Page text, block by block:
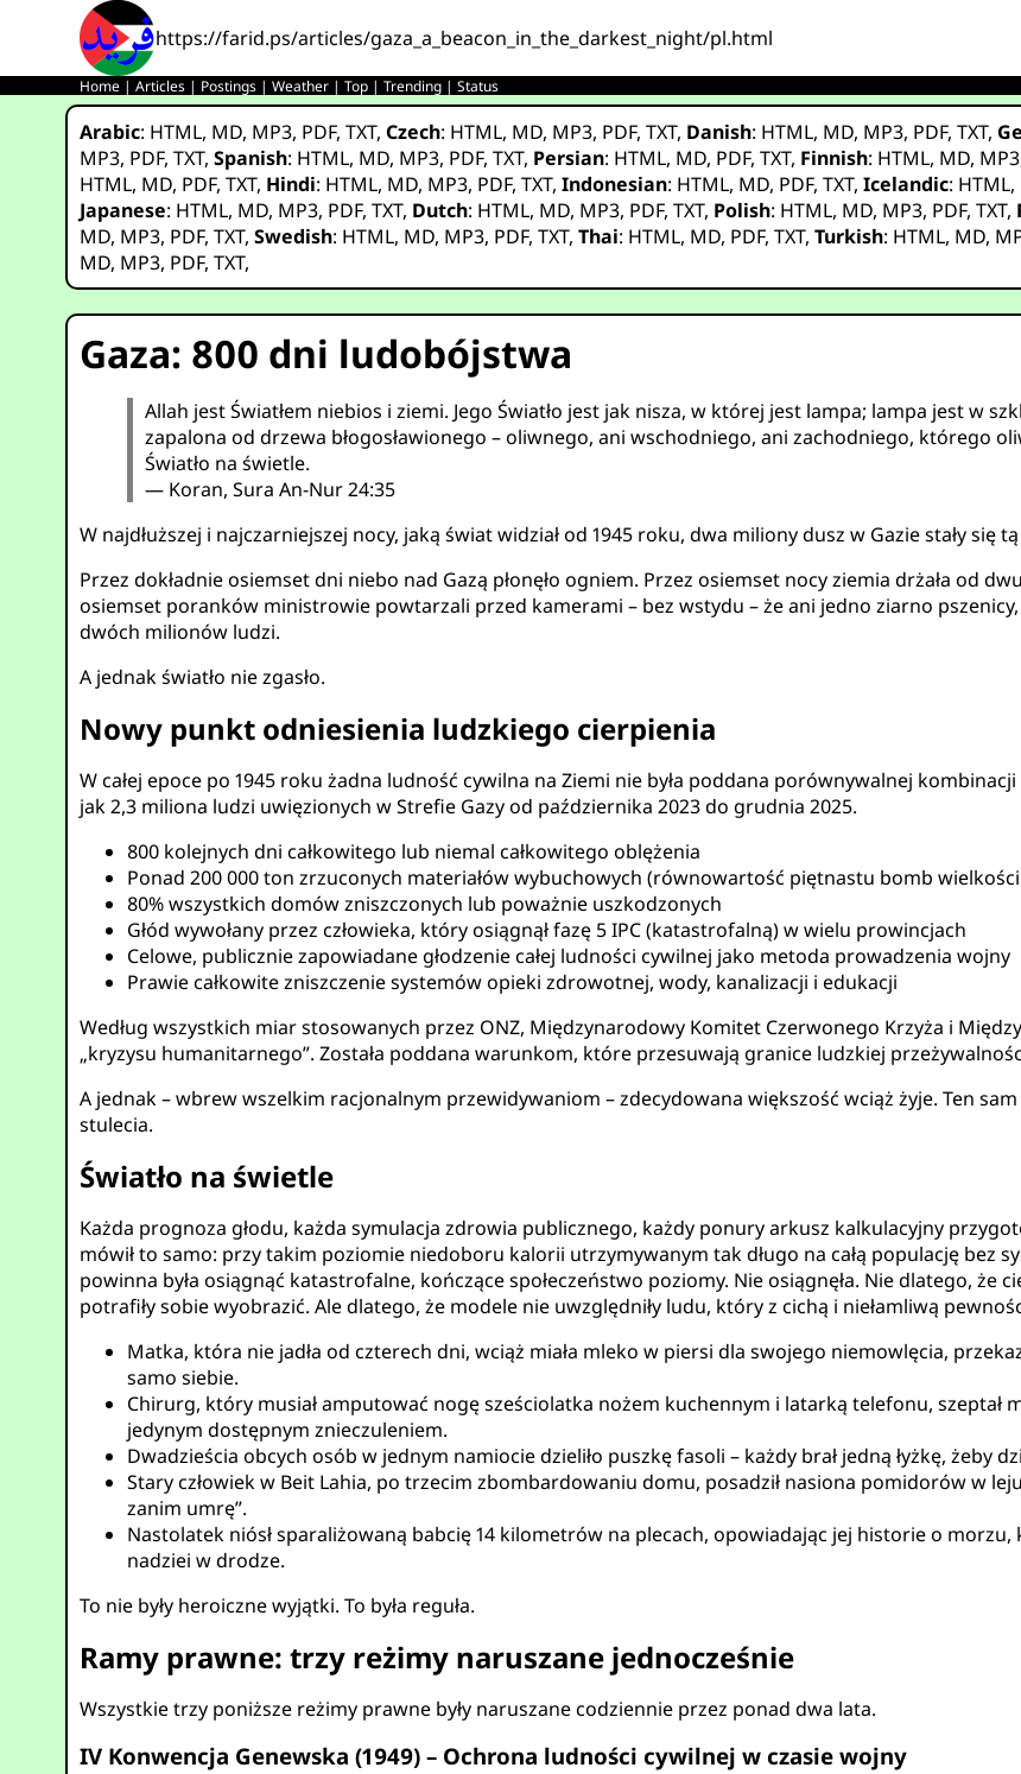
https://farid.ps/articles/gaza_a_beacon_in_the_darkest_night/pl.html
Home |Articles | Postings |Weather |Top |Trending |Status
Arabic: HTML, MD, MP3, PDF,TXT,Czech: HTML, MD, MP3, PDF,TXT, Danish: HTML, MD, MP3, PDF,TXT,
MP3, PDF,TXT,Spanish: HTML, MD, MP3, PDF,TXT, Persian: HTML, MD, PDF,TXT, Finnish: HTML, MD, MP3
HTML, MD, PDF,TXT, Hindi: HTML, MD, MP3, PDF,TXT,Indonesian: HTML, MD, PDF,TXT,Icelandic: HTML,
Japanese: HTML, MD, MP3, PDF,TXT, Dutch: HTML, MD, MP3, PDF,TXT, Polish: HTML, MD, MP3, PDF,TXT,
MD, MP3, PDF,TXT,Swedish: HTML, MD, MP3, PDF,TXT,Thai: HTML, MD, PDF,TXT,Turkish: HTML, MD,
MD, MP3, PDF,TXT,
Gaza: 800 dni ludobójstwa
Allah jest Światłem niebios i ziemi. Jego Światło jest jak nisza, w której jest lampa; lampa jest w
zapalona od drzewa błogosławionego – oliwnego, ani wschodniego, ani zachodniego, którego
Światło na świetle.
— Koran, Sura An-Nur 24:35
W najdłuższej i najczarniejszej nocy, jaką świat widział od 1945 roku, dwa miliony dusz w Gazie stały się
Przez dokładnie osiemset dni niebo nad Gazą płonęło ogniem. Przez osiemset nocy ziemia drżała od
osiemset poranków ministrowie powtarzali przed kamerami – bez wstydu – że ani jedno ziarno
dwóch milionów ludzi.
A jednak światło nie zgasło.
Nowy punkt odniesienia ludzkiego cierpienia
W całej epoce po 1945 roku żadna ludność cywilna na Ziemi nie była poddana porównywalnej
jak 2,3 miliona ludzi uwięzionych w Strefie Gazy od października 2023 do grudnia 2025.
800 kolejnych dni całkowitego lub niemal całkowitego oblężenia
Ponad 200 000 ton zrzuconych materiałów wybuchowych (równowartość piętnastu bomb
80% wszystkich domów zniszczonych lub poważnie uszkodzonych
Głód wywołany przez człowieka, który osiągnął fazę 5 IPC (katastrofalną) w wielu prowincjach
Celowe, publicznie zapowiadane głodzenie całej ludności cywilnej jako metoda prowadzenia wojny
Prawie całkowite zniszczenie systemów opieki zdrowotnej, wody, kanalizacji i edukacji
Według wszystkich miar stosowanych przez ONZ, Międzynarodowy Komitet Czerwonego Krzyża i
„kryzysu humanitarnego”. Została poddana warunkom, które przesuwają granice ludzkiej
A jednak – wbrew wszelkim racjonalnym przewidywaniom – zdecydowana większość wciąż żyje. Ten
stulecia.
Światło na świetle
Każda prognoza głodu, każda symulacja zdrowia publicznego, każdy ponury arkusz kalkulacyjny
mówił to samo: przy takim poziomie niedoboru kalorii utrzymywanym tak długo na całą populację bez
powinna była osiągnąć katastrofalne, kończące społeczeństwo poziomy. Nie osiągnęła. Nie dlatego, że
potrafiły sobie wyobrazić. Ale dlatego, że modele nie uwzględniły ludu, który z cichą i niełamliwą
Matka, która nie jadła od czterech dni, wciąż miała mleko w piersi dla swojego niemowlęcia,
samo siebie.
Chirurg, który musiał amputować nogę sześciolatka nożem kuchennym i latarką telefonu, szeptał
jedynym dostępnym znieczuleniem.
Dwadzieścia obcych osób w jednym namiocie dzieliło puszkę fasoli – każdy brał jedną łyżkę, żeby
Stary człowiek w Beit Lahia, po trzecim zbombardowaniu domu, posadził nasiona pomidorów w
zanim umrę”.
Nastolatek niósł sparaliżowaną babcię 14 kilometrów na plecach, opowiadając jej historie o morzu,
nadziei w drodze.
To nie były heroiczne wyjątki. To była reguła.
Ramy prawne: trzy reżimy naruszane jednocześnie
Wszystkie trzy poniższe reżimy prawne były naruszane codziennie przez ponad dwa lata.
IV Konwencja Genewska (1949) – Ochrona ludności cywilnej w czasie wojny